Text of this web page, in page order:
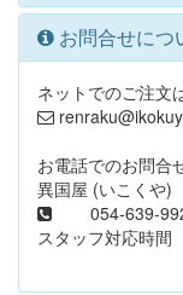
お問合せにつ
ネットでのご注文
お電話でのお問合
異国屋 (いこくや)
054-639-
スタッフ対応時